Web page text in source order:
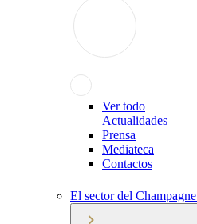
Ver todo
Actualidades
Prensa
Mediateca
Contactos
El sector del Champagne